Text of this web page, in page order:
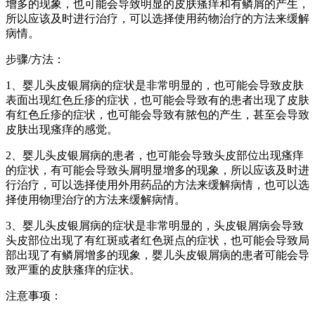
增多的现象，也可能会导致明显的皮肤瘙痒和有鳞屑的产生，
所以应该及时进行治疗，可以选择使用药物治疗的方法来缓解
病情。
步骤/方法：
1、婴儿头皮银屑病的症状是非常明显的，也可能会导致皮肤
表面出现红色丘疹的症状，也可能会导致有的患者出现了皮肤
有红色丘疹的症状，也可能会导致有脓包的产生，甚至会导致
皮肤出现瘙痒的感觉。
2、婴儿头皮银屑病的患者，也可能会导致头皮部位出现瘙痒
的症状，有可能会导致头屑明显增多的现象，所以应该及时进
行治疗，可以选择使用外用药品的方法来缓解病情，也可以选
择使用物理治疗的方法来缓解病情。
3、婴儿头皮银屑病的症状是非常明显的，头皮银屑病会导致
头皮部位出现了有红斑或者红色斑点的症状，也可能会导致局
部出现了有鳞屑增多的现象，婴儿头皮银屑病的患者可能会导
致严重的皮肤瘙痒的症状。
注意事项：